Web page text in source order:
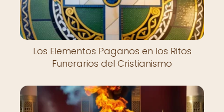
Los Elementos Paganos en los Ritos
Funerarios del Cristianismo